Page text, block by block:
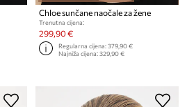
Chloe sunčane naočale za žene
Trenutna cijena:
299,90 €
Regularna cijena:379,90 €
Najniža cijena:329,90 €